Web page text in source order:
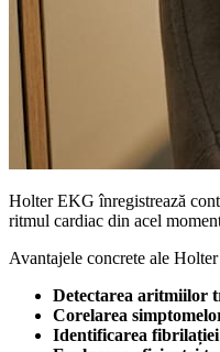
Holter EKG înregistrează
ritmul cardiac din acel
Avantajele concrete ale
Detectarea aritmiilor
Corelarea
Identificarea